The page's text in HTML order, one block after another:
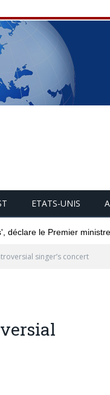
ETATS-UNIS
déclare le Premier
singer’s concert